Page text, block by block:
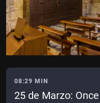
08:29 MIN
25 de Marzo: